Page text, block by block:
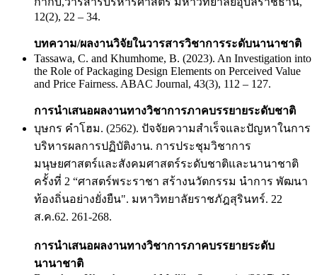
12(2), 22 – 34.
บทความ/ผลงานวิจัยในวารสารวิชาการระดับนานาชาติ
Tassawa, C. and Khumhome, B. (2023). An Investigation into
the Role of Packaging Design Elements on Perceived Value
and Price Fairness. ABAC Journal, 43(3), 112 – 127.
การนำเสนอผลงานทางวิชาการภาคบรรยายระดับชาติ
บุษกร คำโฮม. (2562). ปัจจัยความสำเร็จและปัญหาในการ
บริหารผลการปฏิบัติงาน. การประชุมวิชาการ
มนุษยศาสตร์และสังคมศาสตร์ระดับชาติและนานาชาติ
ครั้งที่ 2 “ศาสตร์พระราชา สร้างนวัตกรรม นำการ พัฒนา
ท้องถิ่นอย่างยั่งยืน". มหาวิทยาลัยราชภัฎสุรินทร์. 22
ส.ค.62. 261-268.
การนำเสนอผลงานทางวิชาการภาคบรรยายระดับ
นานาชาติ